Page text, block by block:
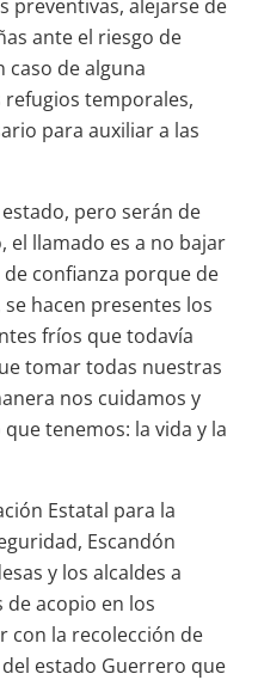
preventivas, alejarse de
ante el riesgo de
caso de alguna
temporales,
para auxiliar a las
pero serán de
el llamado es a no bajar
confianza porque de
hacen presentes los
fríos que todavía
tomar todas nuestras
nos cuidamos y
tenemos: la vida y la
Estatal para la
Escandón
y los alcaldes a
acopio en los
con la recolección de
estado Guerrero que